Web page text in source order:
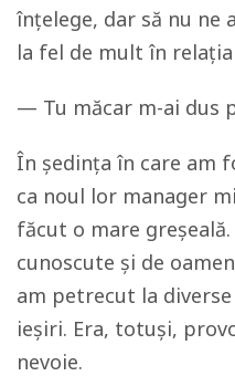
înțelege, dar să nu ne
la fel de mult în
— Tu măcar m-ai dus
În ședința în care am
ca noul lor manager
făcut o mare
cunoscute și de
am petrecut la
ieșiri. Era, totuși,
nevoie.